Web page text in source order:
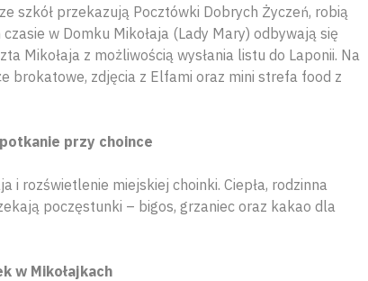
szkół przekazują Pocztówki Dobrych Życzeń, robią
w Domku Mikołaja (Lady Mary) odbywają się
Mikołaja z możliwością wysłania listu do Laponii. Na
brokatowe, zdjęcia z Elfami oraz mini strefa food z
przy choince
i rozświetlenie miejskiej choinki. Ciepła, rodzinna
poczęstunki – bigos, grzaniec oraz kakao dla
w Mikołajkach